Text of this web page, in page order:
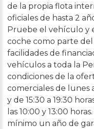
de la propia flota
oficiales de hasta 2
Pruebe el vehículo y
coche como parte del
facilidades de
vehículos a toda la
condiciones de la
comerciales de lunes
y de 15:30 a 19:30
las 10:00 y 13:00
mínimo un año de